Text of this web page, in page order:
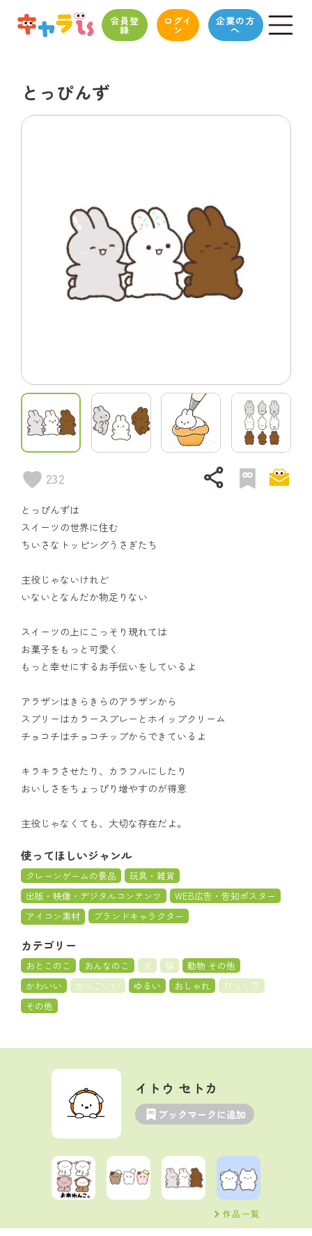
会員登
録
ログイ
ン
企業の方
へ
とっぴんず
232 share
とっぴんずは
スイーツの世界に住む
ちいさなトッピングうさぎたち
主役じゃないけれど
いないとなんだか物足りない
スイーツの上にこっそり現れては
お菓子をもっと可愛く
もっと幸せにするお手伝いをしているよ
アラザンはきらきらのアラザンから
スプリーはカラースプレーとホイップクリーム
チョコチはチョコチップからできているよ
キラキラさせたり、カラフルにしたり
おいしさをちょっぴり増やすのが得意
主役じゃなくても、大切な存在だよ。
使ってほしいジャンル
クレーンゲームの景品
玩具・雑貨
出版・映像・デジタルコンテンツ
WEB広告・告知ポスター
アイコン素材
ブランドキャラクター
カテゴリー
おとこのこ おんなのこ 犬 猫
動物 その他
かわいい
かっこいい ゆるい おしゃれ
びっくり
その他
イトウ セトカ
ブックマークに追加
作品一覧